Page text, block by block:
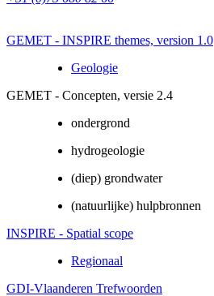
GEMET - INSPIRE themes, version 1.0
Geologie
GEMET - Concepten, versie 2.4
ondergrond
hydrogeologie
(diep) grondwater
(natuurlijke) hulpbronnen
INSPIRE - Spatial scope
Regionaal
GDI-Vlaanderen Trefwoorden